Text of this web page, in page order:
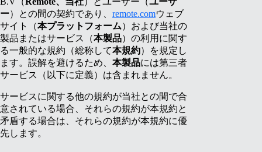
ー）との間の契約であり、 remote.comウェブ
サイト（本プラットフォーム）および当社の
製品またはサービス（本製品）の利用に関す
る一般的な規約（総称して本規約）を規定し
ます。誤解を避けるため、 本製品には第三者
サービス（以下に定義）は含まれません。
サービスに関する他の規約が当社との間で合
意されている場合、それらの規約が本規約と
矛盾する場合は、それらの規約が本規約に優
先します。